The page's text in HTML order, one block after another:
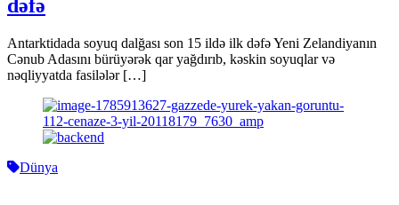
dəfə
Antarktidada soyuq dalğası son 15 ildə ilk dəfə Yeni Zelandiyanın
Cənub Adasını bürüyərək qar yağdırıb, kəskin soyuqlar və
nəqliyyatda fasilələr […]
Dünya